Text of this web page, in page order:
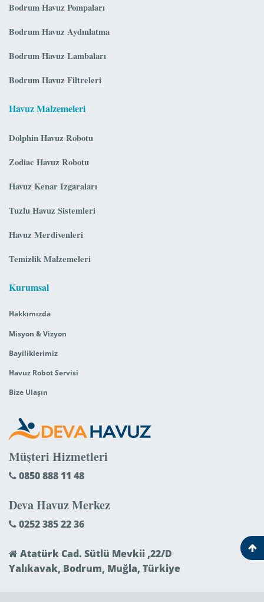
Bodrum Havuz Pompaları
Bodrum Havuz Aydınlatma
Bodrum Havuz Lambaları
Bodrum Havuz Filtreleri
Havuz Malzemeleri
Dolphin Havuz Robotu
Zodiac Havuz Robotu
Havuz Kenar Izgaraları
Tuzlu Havuz Sistemleri
Havuz Merdivenleri
Temizlik Malzemeleri
Kurumsal
Hakkımızda
Misyon & Vizyon
Bayiliklerimiz
Havuz Robot Servisi
Bize Ulaşın
Müşteri Hizmetleri
0850 888 11 48
Deva Havuz Merkez
0252 385 22 36
Atatürk Cad. Sütlü Mevkii ,22/D
Yalıkavak, Bodrum, Muğla, Türkiye